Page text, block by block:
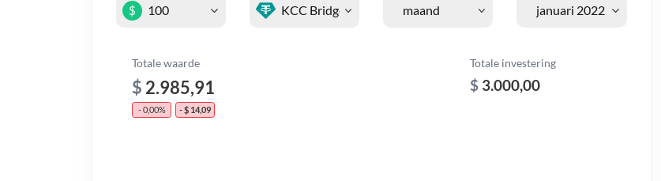
$
Totale waarde
$ 2.985,91
- 0,00% - $ 14,09
Totale investering
$ 3.000,00